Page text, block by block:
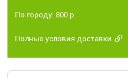
По городу: 800 р.
Полные условия доставки